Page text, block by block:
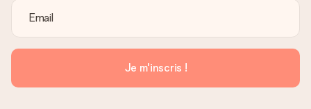
Je m'inscris !